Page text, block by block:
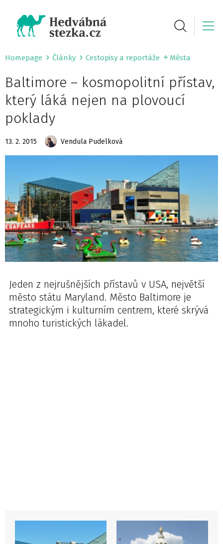
Homepage Články Cestopisy a reportáže Města
Baltimore – kosmopolitní přístav,
který láká nejen na plovoucí
poklady
13. 2. 2015 Vendula Pudelková
Jeden z nejrušnějších přístavů v USA, největší
město státu Maryland. Město Baltimore je
strategickým i kulturním centrem, které skrývá
mnoho turistických lákadel.